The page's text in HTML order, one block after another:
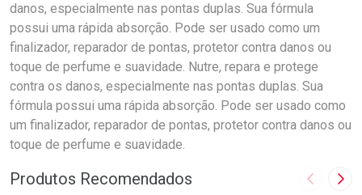
danos, especialmente nas pontas duplas. Sua fórmula
possui uma rápida absorção. Pode ser usado como um
finalizador, reparador de pontas, protetor contra danos ou
toque de perfume e suavidade. Nutre, repara e protege
contra os danos, especialmente nas pontas duplas. Sua
fórmula possui uma rápida absorção. Pode ser usado como
um finalizador, reparador de pontas, protetor contra danos ou
toque de perfume e suavidade.
Produtos Recomendados Imagem